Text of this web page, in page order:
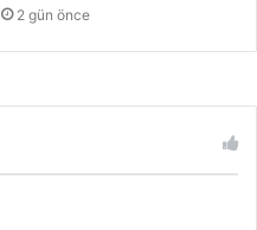
2 gün önce